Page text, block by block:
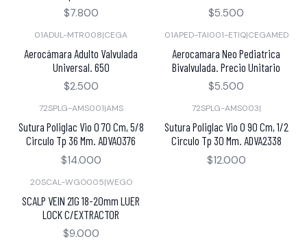
$7.800
$5.500
01ADUL-MTR008|CEGA
Aerocámara Adulto Valvulada
Universal. 650
$2.500
01APED-TAI001-ETIQ|CEGAMED
Aerocamara Neo Pediatrica
Bivalvulada. Precio Unitario
$5.500
72SPLG-AMS001|AMS
Sutura Poliglac Vio 0 70 Cm, 5/8
Circulo Tp 36 Mm. ADVA0376
$14.000
72SPLG-AMS003|
Sutura Poliglac Vio 0 90 Cm, 1/2
Circulo Tp 30 Mm. ADVA2338
$12.000
20SCAL-WGO005|WEGO
SCALP VEIN 21G 18-20mm LUER
LOCK C/EXTRACTOR
$9.000